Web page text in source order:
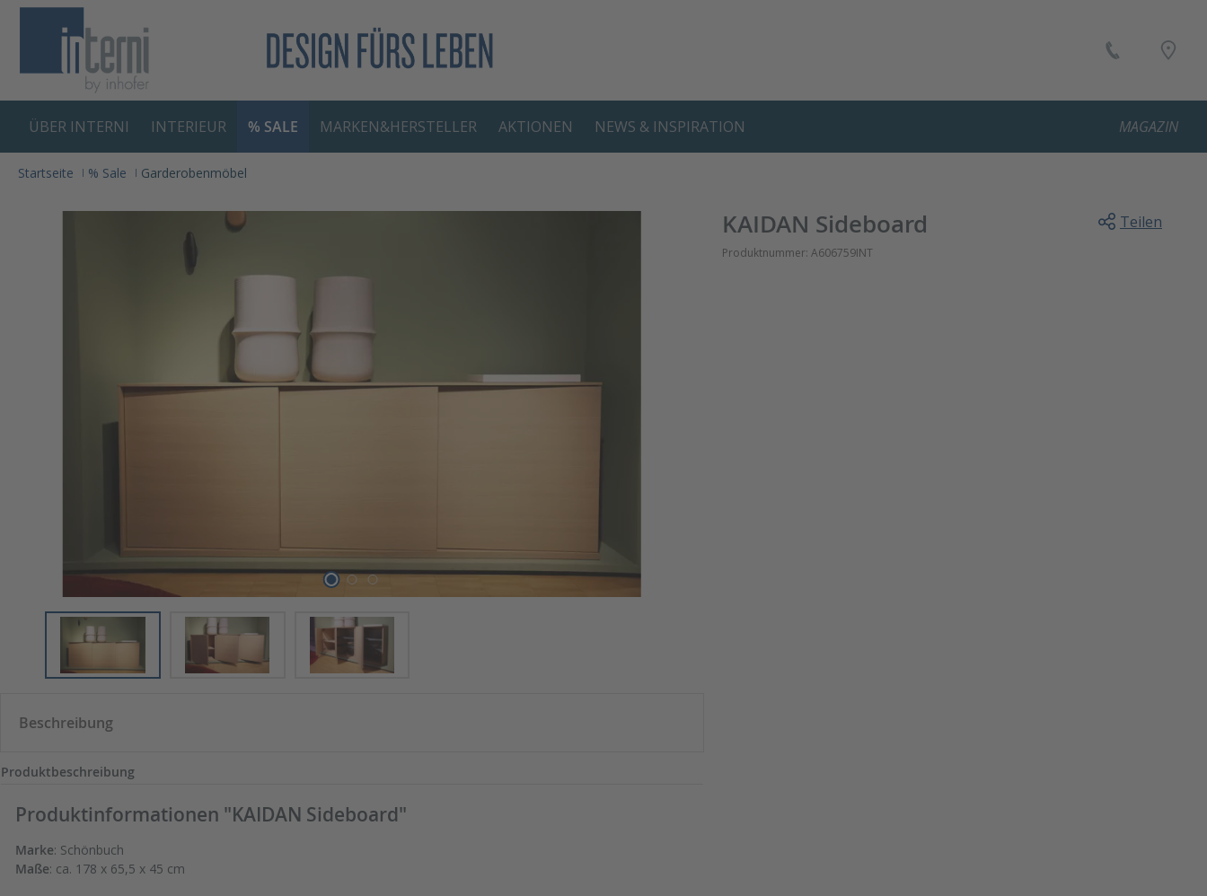
ÜBER INTERNI INTERIEUR % SALE MARKEN&HERSTELLER AKTIONEN NEWS & INSPIRATION MAGAZIN
Startseite % Sale Garderobenmöbel
KAIDAN Sideboard
Produktnummer: A606759INT
Teilen
Beschreibung
Produktbeschreibung
Produktinformationen "KAIDAN Sideboard"
Marke: Schönbuch
Maße: ca. 178 x 65,5 x 45 cm